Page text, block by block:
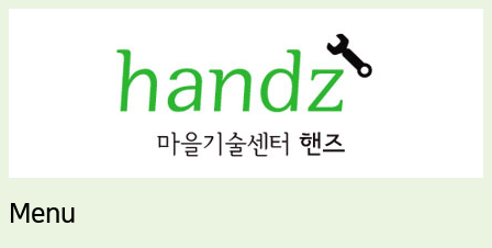
마을기술센터 핸즈
적정기술 교육
Menu